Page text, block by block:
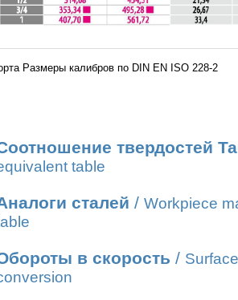
Размеры калибров по DIN EN ISO 228-2
твердостей
table
сталей / Workpiece
в скорость /